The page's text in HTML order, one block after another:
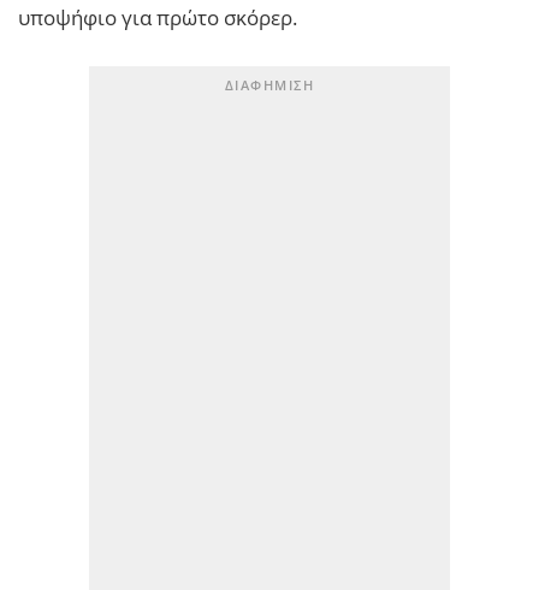
υποψήφιο για πρώτο σκόρερ.